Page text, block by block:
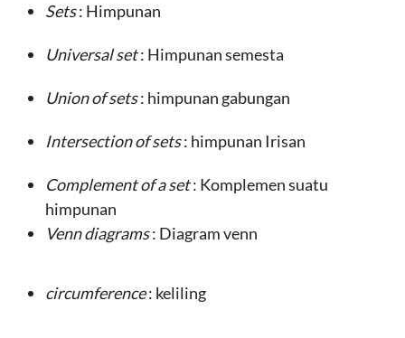
Sets: Himpunan
Universal set: Himpunan semesta
Union of sets: himpunan gabungan
Intersection of sets: himpunan Irisan
Complement of a set: Komplemen suatu
himpunan
Venn diagrams: Diagram venn
circumference: keliling